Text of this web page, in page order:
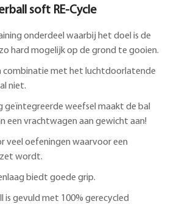
soft RE-Cycle
onderdeel waarbij het doel is de
hard mogelijk op de grond te gooien.
combinatie met het luchtdoorlatende
niet.
geïntegreerde weefsel maakt de bal
een vrachtwagen aan gewicht aan!
veel oefeningen waarvoor een
wordt.
biedt goede grip.
is gevuld met 100% gerecycled